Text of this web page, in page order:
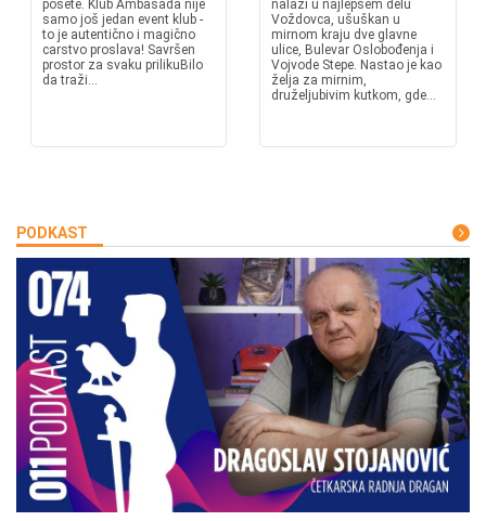
posete. Klub Ambasada nije
samo još jedan event klub -
to je autentično i magično
carstvo proslava! Savršen
prostor za svaku prilikuBilo
da traži...
nalazi u najlepšem delu
Voždovca, ušuškan u
mirnom kraju dve glavne
ulice, Bulevar Oslobođenja i
Vojvode Stepe. Nastao je kao
želja za mirnim,
druželjubivim kutkom, gde...
PODKAST